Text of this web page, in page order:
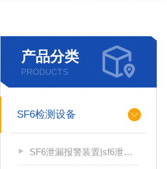
产品分类
PRODUCTS
SF6检测设备
SF6泄漏报警装置|sf6泄漏报警系统